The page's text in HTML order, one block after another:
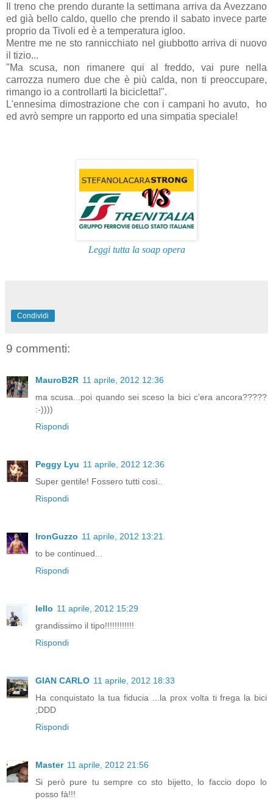
Il treno che prendo durante la settimana arriva da Avezzano
ed già bello caldo, quello che prendo il sabato invece parte
proprio da Tivoli ed è a temperatura igloo.
Mentre me ne sto rannicchiato nel giubbotto arriva di nuovo
il tizio...
"Ma scusa, non rimanere qui al freddo, vai pure nella
carrozza numero due che è più calda, non ti preoccupare,
rimango io a controllarti la bicicletta!".
L'ennesima dimostrazione che con i campani ho avuto, ho
ed avrò sempre un rapporto ed una simpatia speciale!
Leggi tutta la soap opera
Condividi
9 commenti:
MauroB2R 11 aprile, 2012 12:36
ma scusa...poi quando sei sceso la bici c'era ancora?????
:-))))
Rispondi
Peggy Lyu 11 aprile, 2012 12:36
Super gentile! Fossero tutti così..
Rispondi
IronGuzzo 11 aprile, 2012 13:21
to be continued...
Rispondi
lello 11 aprile, 2012 15:29
grandissimo il tipo!!!!!!!!!!!!
Rispondi
GIAN CARLO 11 aprile, 2012 18:33
Ha conquistato la tua fiducia ...la prox volta ti frega la bici
;DDD
Rispondi
Master 11 aprile, 2012 21:56
Si però pure tu sempre co sto bijetto, lo faccio dopo lo
posso fà!!!